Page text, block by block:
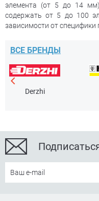
элемента (от 5 до 14
содержать от 5 до 100
зависимости от специфики
ВСЕ БРЕНДЫ
Derzhi